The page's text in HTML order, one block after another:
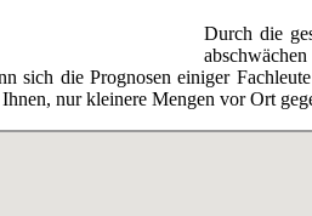
Durch die
sich die Prognosen einiger
nur kleinere Mengen vor Ort